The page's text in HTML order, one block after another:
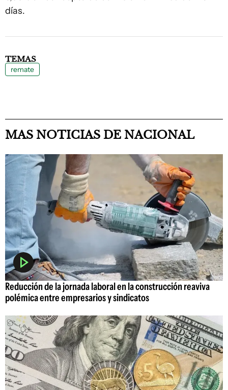
días.
TEMAS
remate
MAS NOTICIAS DE NACIONAL
Reducción de la jornada laboral en la construcción reaviva
polémica entre empresarios y sindicatos